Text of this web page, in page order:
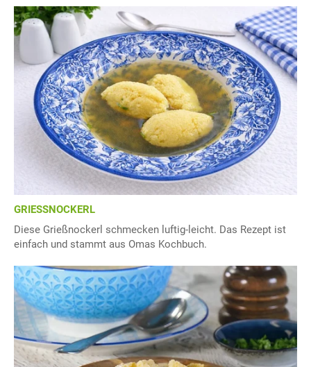
GRIESSNOCKERL
Diese Grießnockerl schmecken luftig-leicht. Das Rezept ist
einfach und stammt aus Omas Kochbuch.